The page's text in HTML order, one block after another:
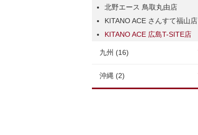
北野エース 鳥取丸由店
KITANO ACE さんすて福山店
KITANO ACE 広島T-SITE店
九州 (16)
沖縄 (2)